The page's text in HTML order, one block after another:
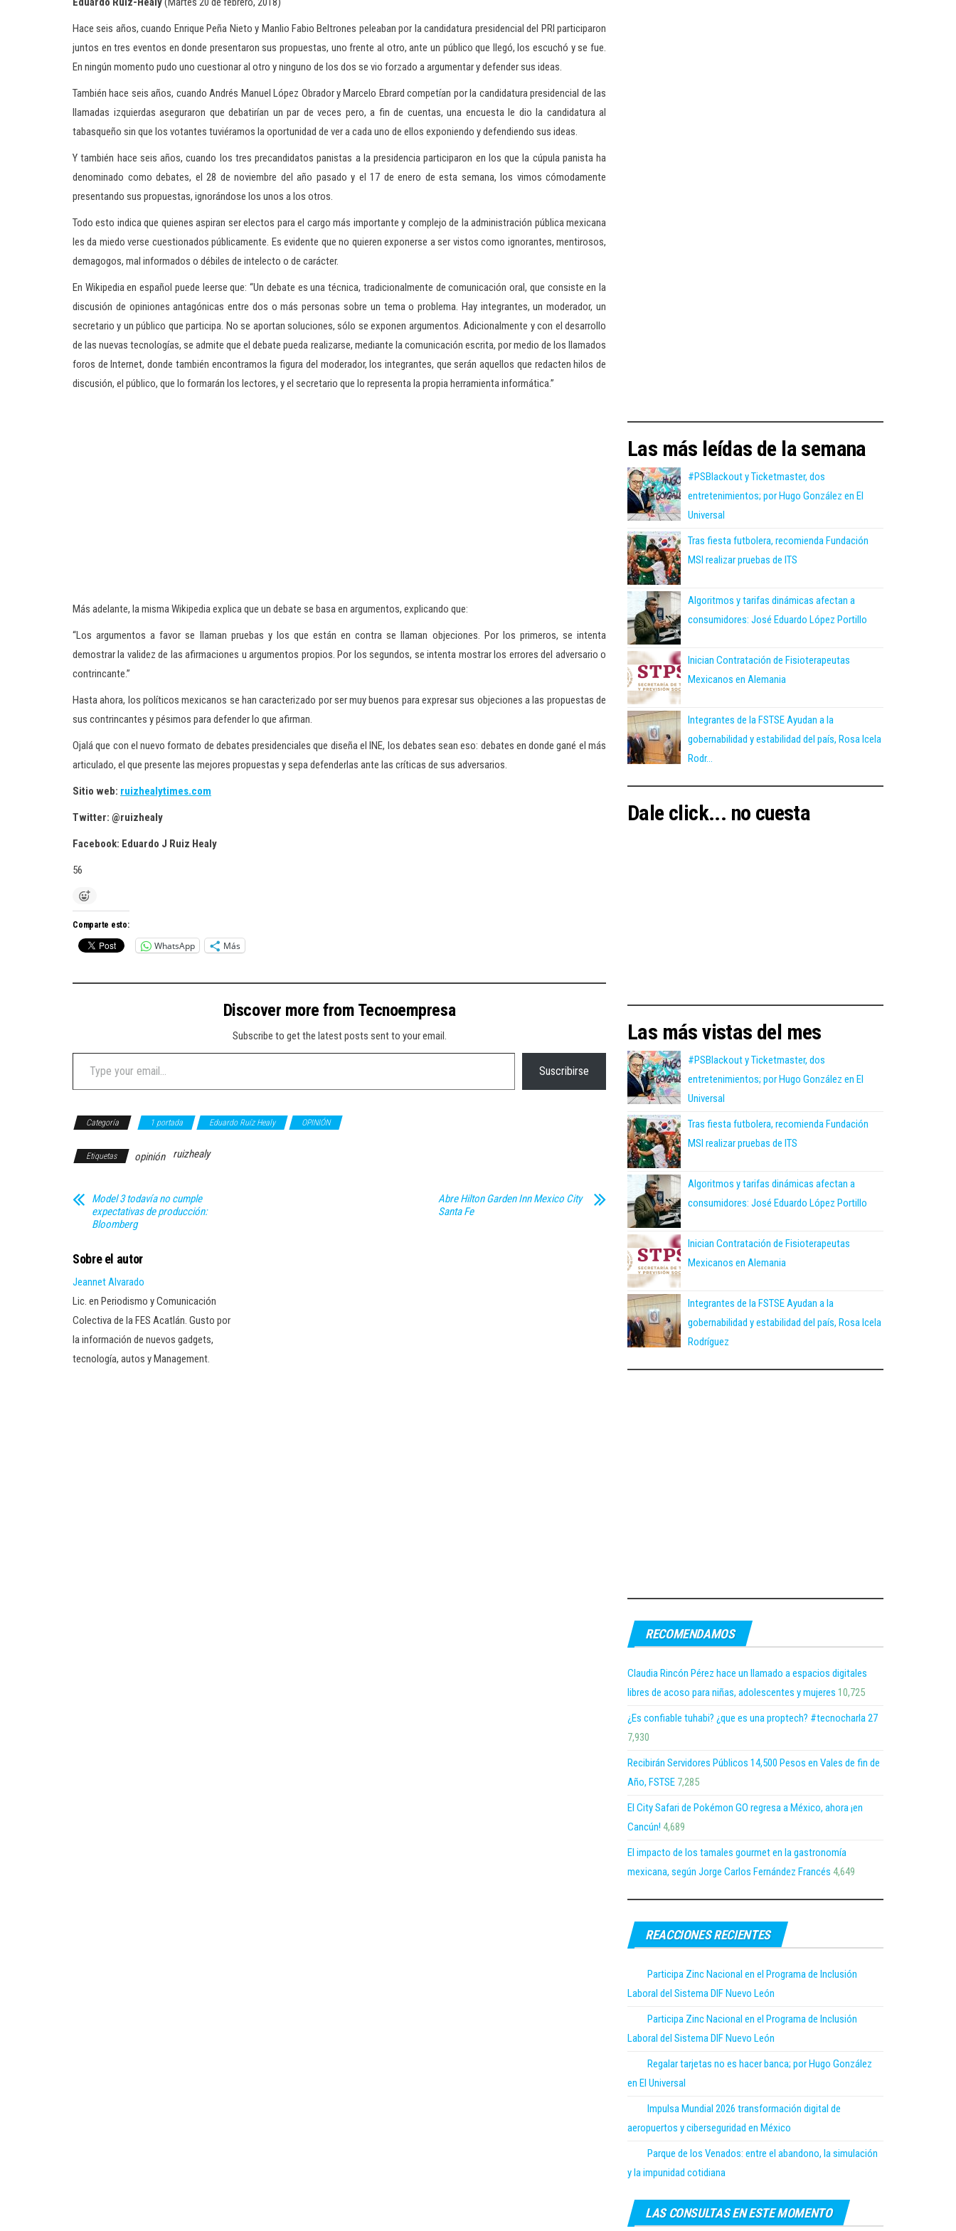
Hace seis años, cuando Enrique Peña Nieto y Manlio Fabio Beltrones peleaban por la candidatura presidencial del PRI participaron
juntos en tres eventos en donde presentaron sus propuestas, uno frente al otro, ante un público que llegó, los escuchó y se fue.
En ningún momento pudo uno cuestionar al otro y ninguno de los dos se vio forzado a argumentar y defender sus ideas.
También hace seis años, cuando Andrés Manuel López Obrador y Marcelo Ebrard competían por la candidatura presidencial de las
llamadas izquierdas aseguraron que debatirían un par de veces pero, a fin de cuentas, una encuesta le dio la candidatura al
tabasqueño sin que los votantes tuviéramos la oportunidad de ver a cada uno de ellos exponiendo y defendiendo sus ideas.
Y también hace seis años, cuando los tres precandidatos panistas a la presidencia participaron en los que la cúpula panista ha
denominado como debates, el 28 de noviembre del año pasado y el 17 de enero de esta semana, los vimos cómodamente
presentando sus propuestas, ignorándose los unos a los otros.
Todo esto indica que quienes aspiran ser electos para el cargo más importante y complejo de la administración pública mexicana
les da miedo verse cuestionados públicamente. Es evidente que no quieren exponerse a ser vistos como ignorantes, mentirosos,
demagogos, mal informados o débiles de intelecto o de carácter.
En Wikipedia en español puede leerse que: “Un debate es una técnica, tradicionalmente de comunicación oral, que consiste en la
discusión de opiniones antagónicas entre dos o más personas sobre un tema o problema. Hay integrantes, un moderador, un
secretario y un público que participa. No se aportan soluciones, sólo se exponen argumentos. Adicionalmente y con el desarrollo
de las nuevas tecnologías, se admite que el debate pueda realizarse, mediante la comunicación escrita, por medio de los llamados
foros de Internet, donde también encontramos la figura del moderador, los integrantes, que serán aquellos que redacten hilos de
discusión, el público, que lo formarán los lectores, y el secretario que lo representa la propia herramienta informática.”
Más adelante, la misma Wikipedia explica que un debate se basa en argumentos, explicando que:
“Los argumentos a favor se llaman pruebas y los que están en contra se llaman objeciones. Por los primeros, se intenta
demostrar la validez de las afirmaciones u argumentos propios. Por los segundos, se intenta mostrar los errores del adversario o
contrincante.”
Hasta ahora, los políticos mexicanos se han caracterizado por ser muy buenos para expresar sus objeciones a las propuestas de
sus contrincantes y pésimos para defender lo que afirman.
Ojalá que con el nuevo formato de debates presidenciales que diseña el INE, los debates sean eso: debates en donde gané el más
articulado, el que presente las mejores propuestas y sepa defenderlas ante las críticas de sus adversarios.
Sitio web: ruizhealytimes.com
Twitter: @ruizhealy
Facebook: Eduardo J Ruiz Healy
56
Comparte esto:
WhatsApp Más
Discover more from Tecnoempresa
Subscribe to get the latest posts sent to your email.
Type your email…
Suscribirse
Categoría 1 portada Eduardo Ruíz Healy OPINIÓN
Etiquetas opinión ruizhealy
Model 3 todavía no cumple
expectativas de producción:
Bloomberg
Abre Hilton Garden Inn Mexico City
Santa Fe
Sobre el autor
Jeannet Alvarado
Lic. en Periodismo y Comunicación
Colectiva de la FES Acatlán. Gusto por
la información de nuevos gadgets,
tecnología, autos y Management.
Las más leídas de la semana
#PSBlackout y Ticketmaster, dos
entretenimientos; por Hugo González en El
Universal
Tras fiesta futbolera, recomienda Fundación
MSI realizar pruebas de ITS
Algoritmos y tarifas dinámicas afectan a
consumidores: José Eduardo López Portillo
Inician Contratación de Fisioterapeutas
Mexicanos en Alemania
Integrantes de la FSTSE Ayudan a la
gobernabilidad y estabilidad del país, Rosa Icela
Rodr...
Dale click... no cuesta
Las más vistas del mes
#PSBlackout y Ticketmaster, dos
entretenimientos; por Hugo González en El
Universal
Tras fiesta futbolera, recomienda Fundación
MSI realizar pruebas de ITS
Algoritmos y tarifas dinámicas afectan a
consumidores: José Eduardo López Portillo
Inician Contratación de Fisioterapeutas
Mexicanos en Alemania
Integrantes de la FSTSE Ayudan a la
gobernabilidad y estabilidad del país, Rosa Icela
Rodríguez
RECOMENDAMOS
Claudia Rincón Pérez hace un llamado a espacios digitales
libres de acoso para niñas, adolescentes y mujeres 10,725
¿Es confiable tuhabi? ¿que es una proptech? #tecnocharla 27
7,930
Recibirán Servidores Públicos 14,500 Pesos en Vales de fin de
Año, FSTSE 7,285
El City Safari de Pokémon GO regresa a México, ahora ¡en
Cancún! 4,689
El impacto de los tamales gourmet en la gastronomía
mexicana, según Jorge Carlos Fernández Francés 4,649
REACCIONES RECIENTES
Participa Zinc Nacional en el Programa de Inclusión
Laboral del Sistema DIF Nuevo León
Participa Zinc Nacional en el Programa de Inclusión
Laboral del Sistema DIF Nuevo León
Regalar tarjetas no es hacer banca; por Hugo González
en El Universal
Impulsa Mundial 2026 transformación digital de
aeropuertos y ciberseguridad en México
Parque de los Venados: entre el abandono, la simulación
y la impunidad cotidiana
LAS CONSULTAS EN ESTE MOMENTO